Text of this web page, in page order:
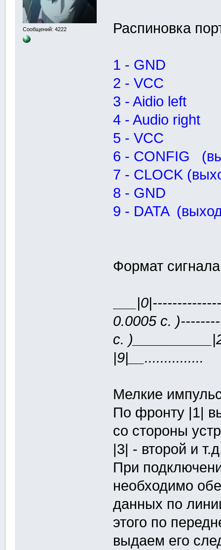
Сообщений: 4222 Распиновка
1 - GND
2 - VCC
3 - Aidio left
4 - Audio right
5 - VCC
6 - CONFIG
7 - CLOCK
8 - GND
9 - DATA
Формат
0.0005 c.
c.
|9|__...............
Мелкие
По фронту |1|
со стороны
|3| - второй и
При
необходимо
данных по
этого по
выдаем его